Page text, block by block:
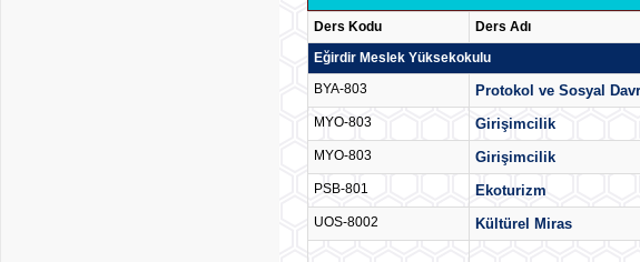
Ders Kodu Ders Adı
Eğirdir Meslek Yüksekokulu
BYA-803
Protokol ve Sosyal
MYO-803 Girişimcilik
MYO-803 Girişimcilik
PSB-801 Ekoturizm
UOS-8002 Kültürel Miras